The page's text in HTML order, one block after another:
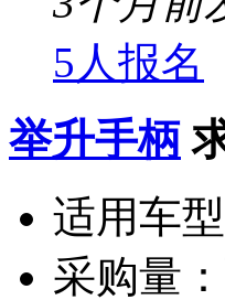
5人报名
举升手柄
适用车型
采购量：